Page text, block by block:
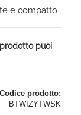
e compatto
puoi
Codice prodotto:
BTWIZYTWSK